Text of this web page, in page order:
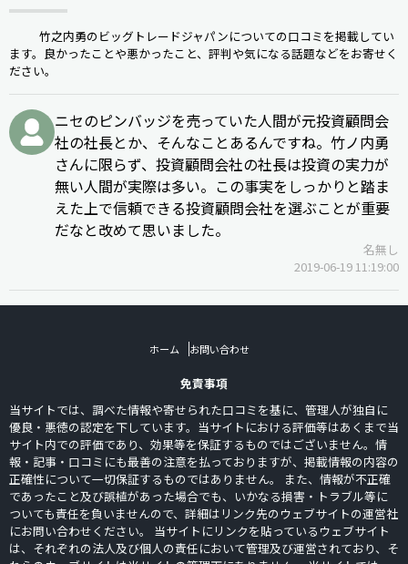
竹之内勇のビッグトレードジャパンについての口コミを掲載してい
ます。良かったことや悪かったこと、評判や気になる話題などをお寄せく
ださい。
ニセのピンバッジを売っていた人間が元投資顧問会
社の社長とか、そんなことあるんですね。竹ノ内勇
さんに限らず、投資顧問会社の社長は投資の実力が
無い人間が実際は多い。この事実をしっかりと踏ま
えた上で信頼できる投資顧問会社を選ぶことが重要
だなと改めて思いました。
名無し
2019-06-19 11:19:00
ホーム お問い合わせ
免責事項
当サイトでは、調べた情報や寄せられた口コミを基に、管理人が独自に
優良・悪徳の認定を下しています。当サイトにおける評価等はあくまで当
サイト内での評価であり、効果等を保証するものではございません。情
報・記事・口コミにも最善の注意を払っておりますが、掲載情報の内容の
正確性について一切保証するものではありません。 また、情報が不正確
であったこと及び誤植があった場合でも、いかなる損害・トラブル等に
ついても責任を負いませんので、詳細はリンク先のウェブサイトの運営社
にお問い合わせください。 当サイトにリンクを貼っているウェブサイト
は、それぞれの法人及び個人の責任において管理及び運営されており、そ